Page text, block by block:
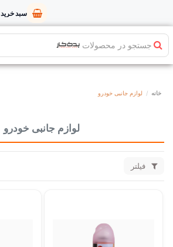
سبد خرید
جستجو در محصولات
خانه لوازم جانبی خودرو
لوازم جانبی خودرو
فیلتر